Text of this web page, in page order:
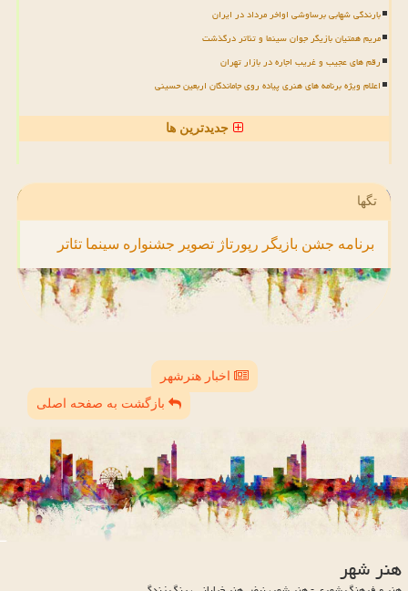
بارندگی شهابی برساوشی اواخر مرداد در ایران
مریم همتیان بازیگر جوان سینما و تئاتر درگذشت
رقم های عجیب و غریب اجاره در بازار تهران
اعلام ویژه برنامه های هنری پیاده روی جاماندگان اربعین حسینی
جدیدترین ها
تگها
برنامه جشن بازیگر رپورتاژ تصویر جشنواره سینما تئاتر
اخبار هنرشهر
بازگشت به صفحه اصلی
هنر شهر